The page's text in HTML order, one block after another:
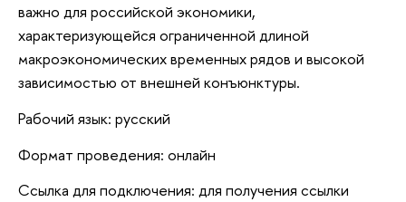
важно для российской экономики,
характеризующейся ограниченной длиной
макроэкономических временных рядов и высокой
зависимостью от внешней конъюнктуры.
Рабочий язык: русский
Формат проведения: онлайн
Ссылка для подключения: для получения ссылки